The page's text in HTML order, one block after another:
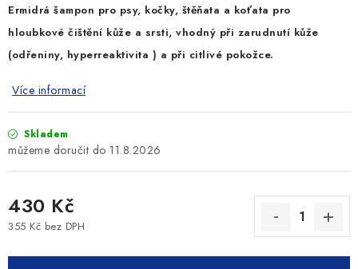
Ermidrá šampon pro psy, kočky, štěňata a koťata pro
hloubkové čištění kůže a srsti, vhodný při zarudnutí kůže
(odřeniny, hyperreaktivita ) a při citlivé pokožce.
Více informací
Skladem
11.8.2026
430 Kč
355 Kč bez DPH